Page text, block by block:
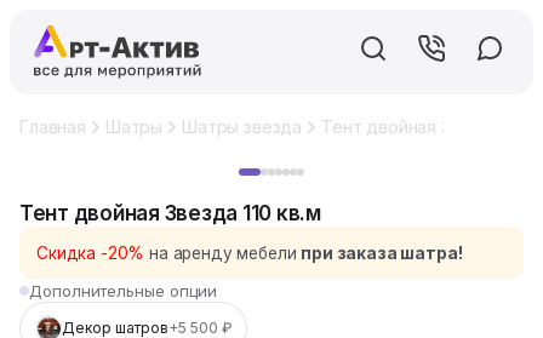
Главная Шатры Шатры звезда Тент двойная Звезда 110
Тент двойная Звезда 110 кв.м
Скидка -20% на аренду мебели при заказа шатра!
Дополнительные опции
Декор шатров+5 500 ₽